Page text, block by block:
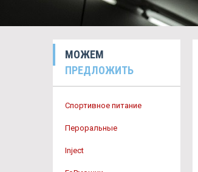
МОЖЕМ
ПРЕДЛОЖИТЬ
Спортивное питание
Пероральные
Inject